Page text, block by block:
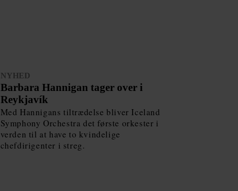
NYHED
Barbara Hannigan tager over i
Reykjavík
Med Hannigans tiltrædelse bliver Iceland
Symphony Orchestra det første orkester i
verden til at have to kvindelige
chefdirigenter i streg.